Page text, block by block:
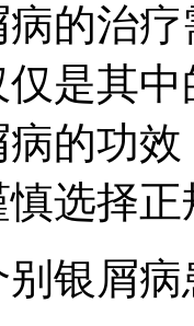
的治
是其
的功
选择
银屑